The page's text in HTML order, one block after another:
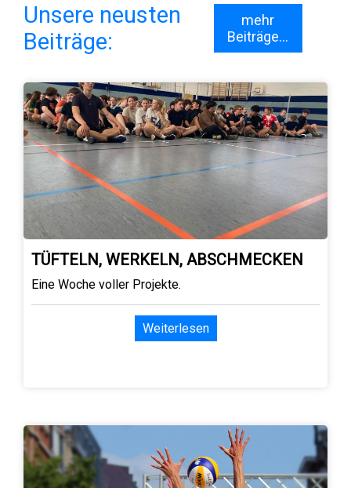
Unsere neusten
Beiträge:
mehr
Beiträge...
TÜFTELN, WERKELN, ABSCHMECKEN
Eine Woche voller Projekte.
Weiterlesen